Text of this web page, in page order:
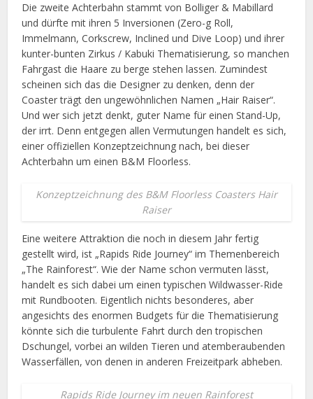
Die zweite Achterbahn stammt von Bolliger & Mabillard
und dürfte mit ihren 5 Inversionen (Zero-g Roll,
Immelmann, Corkscrew, Inclined und Dive Loop) und ihrer
kunter-bunten Zirkus / Kabuki Thematisierung, so manchen
Fahrgast die Haare zu berge stehen lassen. Zumindest
scheinen sich das die Designer zu denken, denn der
Coaster trägt den ungewöhnlichen Namen „Hair Raiser“.
Und wer sich jetzt denkt, guter Name für einen Stand-Up,
der irrt. Denn entgegen allen Vermutungen handelt es sich,
einer offiziellen Konzeptzeichnung nach, bei dieser
Achterbahn um einen B&M Floorless.
Konzeptzeichnung des B&M Floorless Coasters Hair
Raiser
Eine weitere Attraktion die noch in diesem Jahr fertig
gestellt wird, ist „Rapids Ride Journey“ im Themenbereich
„The Rainforest“. Wie der Name schon vermuten lässt,
handelt es sich dabei um einen typischen Wildwasser-Ride
mit Rundbooten. Eigentlich nichts besonderes, aber
angesichts des enormen Budgets für die Thematisierung
könnte sich die turbulente Fahrt durch den tropischen
Dschungel, vorbei an wilden Tieren und atemberaubenden
Wasserfällen, von denen in anderen Freizeitpark abheben.
Rapids Ride Journey im neuen Rainforest